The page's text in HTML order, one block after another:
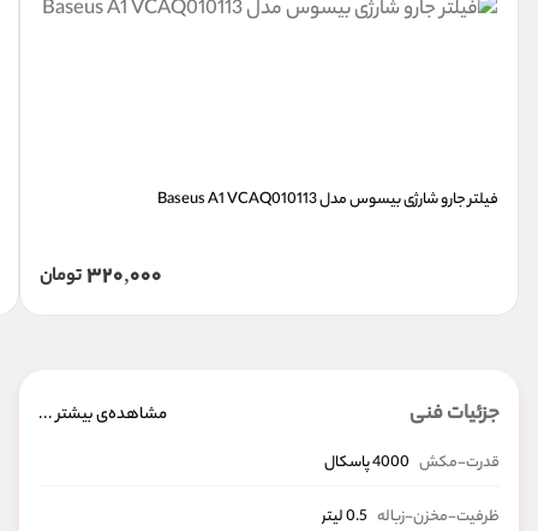
فیلتر جارو شارژی بیسوس مدل Baseus A1 VCAQ010113
320,000تومان
جزئیات فنی مشاهده‌ی بیشتر ...
قدرت-مکش 4000 پاسکال
ظرفیت-مخزن-زباله 0.5 لیتر